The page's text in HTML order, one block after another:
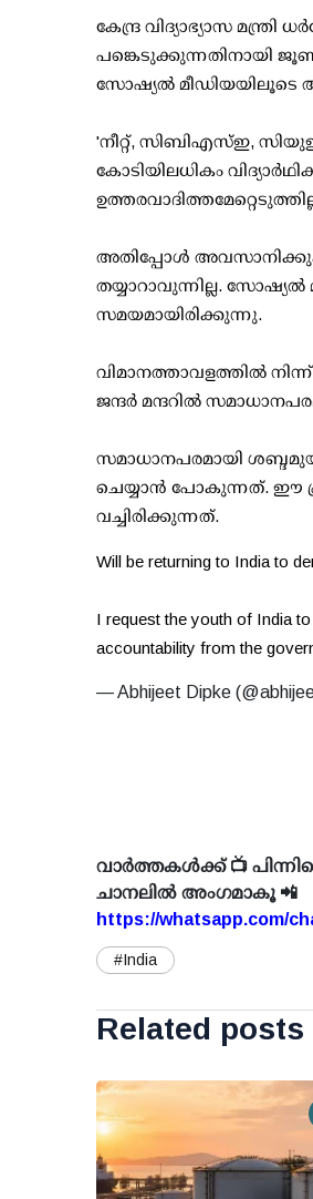
കേന്ദ്ര വിദ്യാഭ്യാസ
പങ്കെടുക്കുന്നതിനായി
സോഷ്യല്‍ മീഡിയയിലൂടെ
'നീറ്റ്, സിബിഎസ്ഇ,
കോടിയിലധികം
അതിപ്പോള്‍
തയ്യാറാവുന്നില്ല. സോഷ്യല്‍
സമയമായിരിക്കുന്നു.
വിമാനത്താവളത്തില്‍ നിന്ന്
ജന്ദര്‍ മന്ദറില്‍
സമാധാനപരമായി
ചെയ്യാന്‍ പോകുന്നത്. ഈ
വച്ചിരിക്കുന്നത്.
Will be returning to India to
I request the youth of India
accountability from the
— Abhijeet Dipke
വാർത്തകൾക്ക് 📺
ചാനലിൽ അംഗമാകൂ 📲
https://whatsapp.com/
#India
Related posts